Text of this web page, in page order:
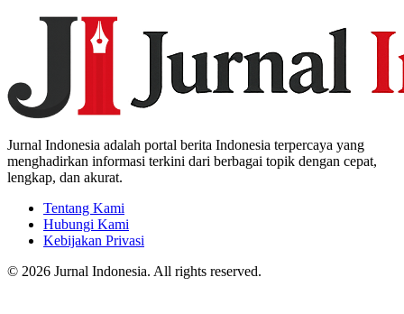
Jurnal Indonesia adalah portal berita Indonesia terpercaya yang
menghadirkan informasi terkini dari berbagai topik dengan cepat,
lengkap, dan akurat.
Tentang Kami
Hubungi Kami
Kebijakan Privasi
© 2026 Jurnal Indonesia. All rights reserved.